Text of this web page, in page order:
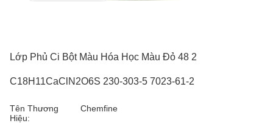
Lớp Phủ Ci Bột Màu Hóa Học Màu Đỏ 48 2
C18H11CaClN2O6S 230-303-5 7023-61-2
Tên Thương
Hiệu:
Chemfine